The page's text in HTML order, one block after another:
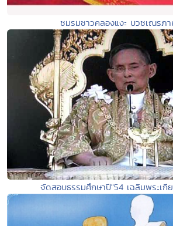
ชมรมชาวคลองแงะ บวชเณรภ
จัดสอบธรรมศึกษาปี"54 เฉลิมพระเกี